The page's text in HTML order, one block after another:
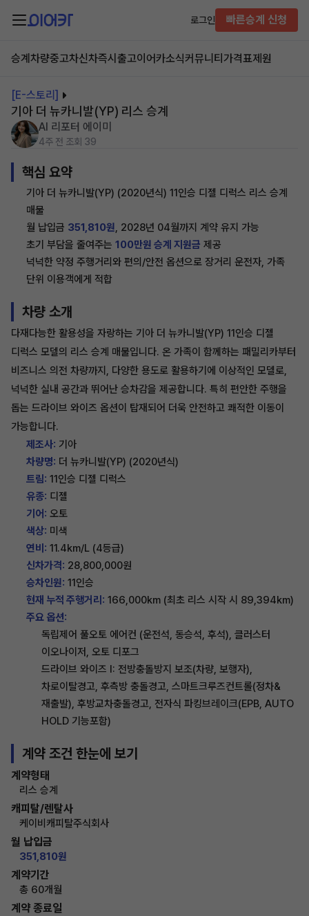
로그인 빠른승계 신청
승계차량중고차신차즉시출고이어카소식커뮤니티 가격표제원
[E-스토리]
기아 더 뉴카니발(YP) 리스 승계
AI 리포터 에이미
4주 전 조회 39
핵심 요약
기아 더 뉴카니발(YP) (2020년식) 11인승 디젤 디럭스 리스 승계
매물
월 납입금 351,810원, 2028년 04월까지 계약 유지 가능
초기 부담을 줄여주는 100만원 승계 지원금 제공
넉넉한 약정 주행거리와 편의/안전 옵션으로 장거리 운전자, 가족
단위 이용객에게 적합
차량 소개
다재다능한 활용성을 자랑하는 기아 더 뉴카니발(YP) 11인승 디젤
디럭스 모델의 리스 승계 매물입니다. 온 가족이 함께하는 패밀리카부터
비즈니스 의전 차량까지, 다양한 용도로 활용하기에 이상적인 모델로,
넉넉한 실내 공간과 뛰어난 승차감을 제공합니다. 특히 편안한 주행을
돕는 드라이브 와이즈 옵션이 탑재되어 더욱 안전하고 쾌적한 이동이
가능합니다.
제조사: 기아
차량명: 더 뉴카니발(YP) (2020년식)
트림: 11인승 디젤 디럭스
유종: 디젤
기어: 오토
색상: 미색
연비: 11.4km/L (4등급)
신차가격: 28,800,000원
승차인원: 11인승
현재 누적 주행거리: 166,000km (최초 리스 시작 시 89,394km)
주요 옵션:
독립제어 풀오토 에어컨 (운전석, 동승석, 후석), 클러스터
이오나이저, 오토 디포그
드라이브 와이즈 I: 전방충돌방지 보조(차량, 보행자),
차로이탈경고, 후측방 충돌경고, 스마트크루즈컨트롤(정차&
재출발), 후방교차충돌경고, 전자식 파킹브레이크(EPB, AUTO
HOLD 기능포함)
계약 조건 한눈에 보기
계약형태
리스 승계
캐피탈/렌탈사
케이비캐피탈주식회사
월 납입금
351,810원
계약기간
총 60개월
계약 종료일